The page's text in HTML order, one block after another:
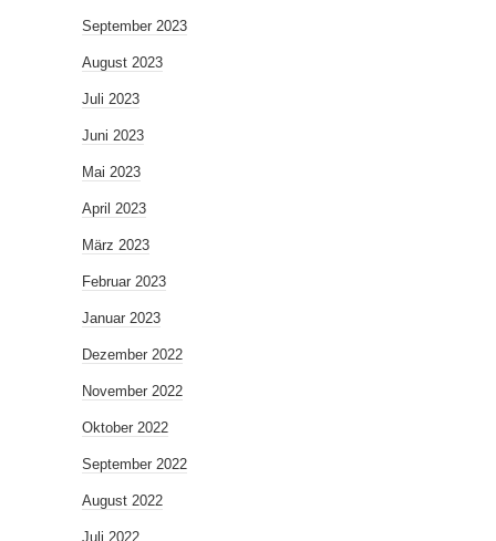
September 2023
August 2023
Juli 2023
Juni 2023
Mai 2023
April 2023
März 2023
Februar 2023
Januar 2023
Dezember 2022
November 2022
Oktober 2022
September 2022
August 2022
Juli 2022